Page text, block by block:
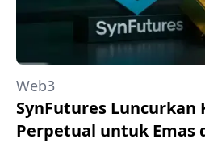
Web3
SynFutures Luncurkan
Perpetual untuk Emas